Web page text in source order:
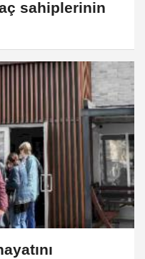
sahiplerinin